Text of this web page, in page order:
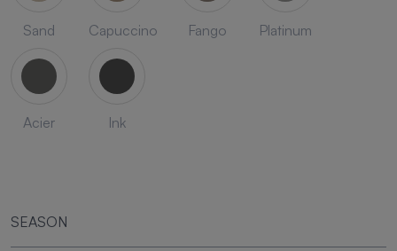
Sand Capuccino Fango Platinum
Acier Ink
SEASON